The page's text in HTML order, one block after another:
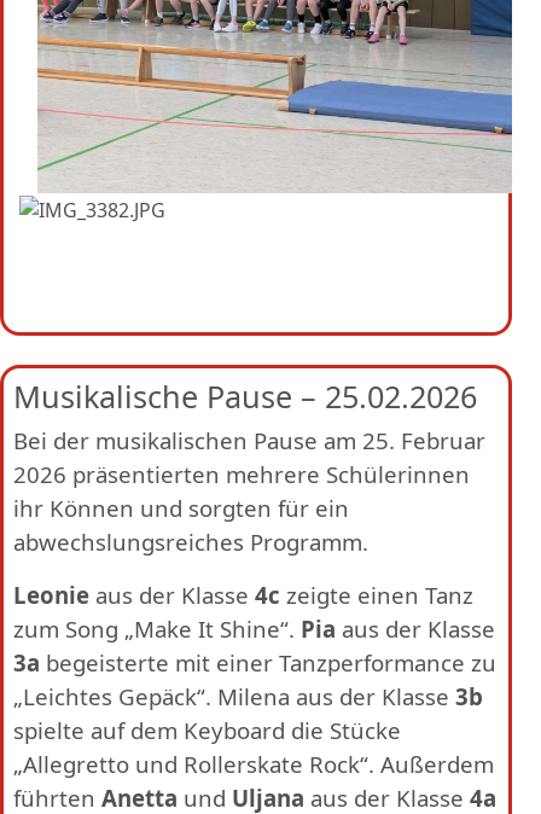
Musikalische Pause – 25.02.2026
Bei der musikalischen Pause am 25. Februar
2026 präsentierten mehrere Schülerinnen
ihr Können und sorgten für ein
abwechslungsreiches Programm.
Leonie aus der Klasse 4c zeigte einen Tanz
zum Song „Make It Shine“. Pia aus der Klasse
3a begeisterte mit einer Tanzperformance zu
„Leichtes Gepäck“. Milena aus der Klasse 3b
spielte auf dem Keyboard die Stücke
„Allegretto und Rollerskate Rock“. Außerdem
führten Anetta und Uljana aus der Klasse 4a